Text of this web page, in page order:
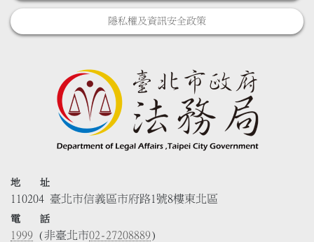
隱私權及資訊安全政策
地 址
110204 臺北市信義區市府路1號8樓東北區
電 話
1999 (非臺北市02-27208889)